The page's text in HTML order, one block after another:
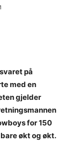
på
med en
gjelder
for 150
økt og økt.